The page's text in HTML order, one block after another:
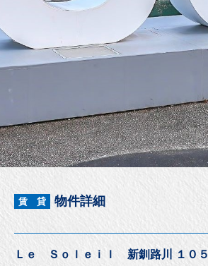
賃 貸 物件詳細
Ｌｅ Ｓｏｌｅｉｌ 新釧路川 １０５